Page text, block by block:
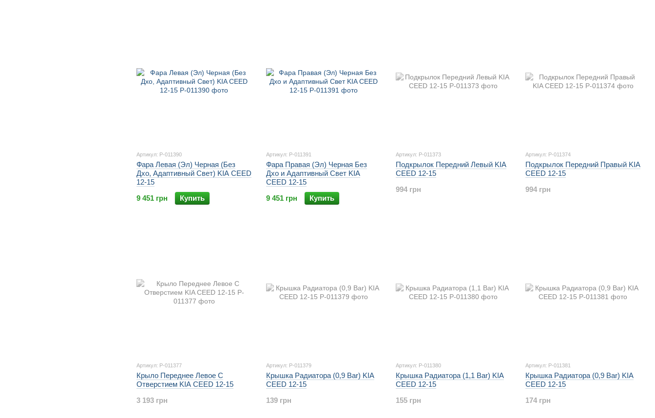
Артикул: P-011390
Фара Левая (Эл) Черная (Без
Дхо, Адаптивный Свет) KIA CEED
12-15
9 451 грн
Купить
Артикул: P-011391
Фара Правая (Эл) Черная Без
Дхо и Адаптивный Свет KIA
CEED 12-15
9 451 грн
Купить
Артикул: P-011373
Подкрылок Передний Левый KIA
CEED 12-15
994 грн
Артикул: P-011374
Подкрылок Передний Правый KIA
CEED 12-15
994 грн
Артикул: P-011377
Крыло Переднее Левое С
Отверстием KIA CEED 12-15
3 193 грн
Артикул: P-011379
Крышка Радиатора (0,9 Bar) KIA
CEED 12-15
139 грн
Артикул: P-011380
Крышка Радиатора (1,1 Bar) KIA
CEED 12-15
155 грн
Артикул: P-011381
Крышка Радиатора (0,9 Bar) KIA
CEED 12-15
174 грн